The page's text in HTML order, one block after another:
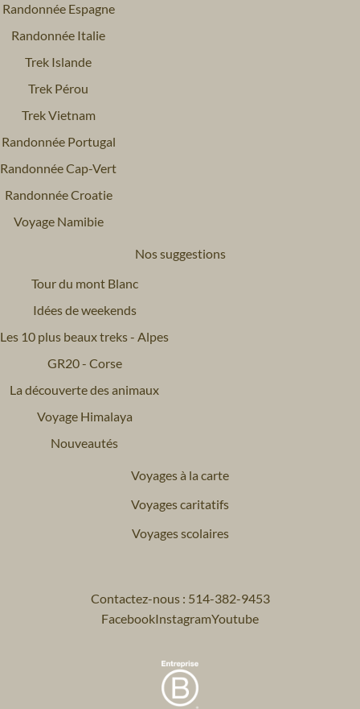
Randonnée Espagne
Randonnée Italie
Trek Islande
Trek Pérou
Trek Vietnam
Randonnée Portugal
Randonnée Cap-Vert
Randonnée Croatie
Voyage Namibie
Nos suggestions
Tour du mont Blanc
Idées de weekends
Les 10 plus beaux treks - Alpes
GR20 - Corse
La découverte des animaux
Voyage Himalaya
Nouveautés
Voyages à la carte
Voyages caritatifs
Voyages scolaires
Contactez-nous : 514-382-9453
FacebookInstagramYoutube